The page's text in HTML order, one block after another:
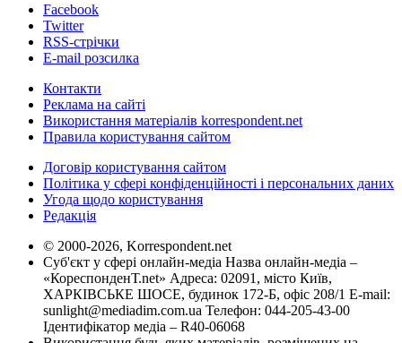
Facebook
Twitter
RSS-стрічки
E-mail розсилка
Контакти
Реклама на сайті
Використання матеріалів korrespondent.net
Правила користування сайтом
Договір користування сайтом
Політика у сфері конфіденційності і персональних даних
Угода щодо користування
Редакція
© 2000-2026, Korrespondent.net
Суб'єкт у сфері онлайн-медіа Назва онлайн-медіа –
«КореспонденТ.net» Адреса: 02091, місто Київ,
ХАРКІВСЬКЕ ШОСЕ, будинок 172-Б, офіс 208/1 E-mail:
sunlight@mediadim.com.ua Телефон: 044-205-43-00
Ідентифікатор медіа – R40-06068